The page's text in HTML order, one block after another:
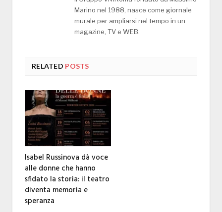
Marino nel 1988, nasce come giornale
murale per ampliarsi nel tempo in un
magazine, TV e WEB.
RELATED POSTS
Isabel Russinova dà voce
alle donne che hanno
sfidato la storia: il teatro
diventa memoria e
speranza